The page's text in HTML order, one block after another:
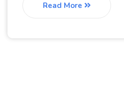
Read More